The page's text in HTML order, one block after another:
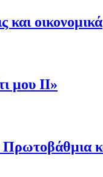
οικονομικά
μου ΙΙ»
Πρωτοβάθμια